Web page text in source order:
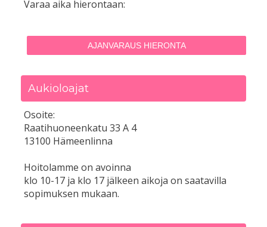
Varaa aika hierontaan:
AJANVARAUS HIERONTA
Aukioloajat
Osoite:
Raatihuoneenkatu 33 A 4
13100 Hämeenlinna
Hoitolamme on avoinna
klo 10-17 ja klo 17 jälkeen aikoja on saatavilla
sopimuksen mukaan.